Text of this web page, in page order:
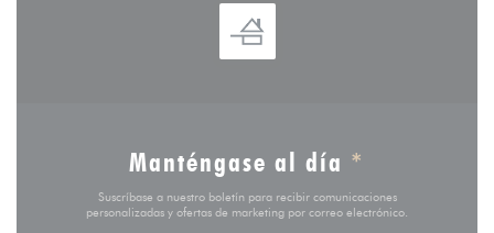
Manténgase al día *
Suscríbase a nuestro boletín para recibir comunicaciones
personalizadas y ofertas de marketing por correo electrónico.